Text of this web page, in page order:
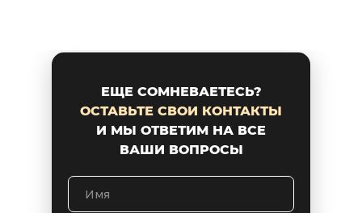
ЕЩЕ СОМНЕВАЕТЕСЬ?
ОСТАВЬТЕ СВОИ КОНТАКТЫ
И МЫ ОТВЕТИМ НА ВСЕ
ВАШИ ВОПРОСЫ